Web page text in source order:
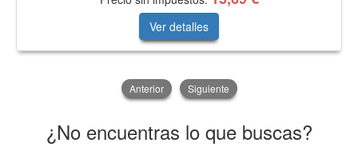
Ver detalles
Anterior Siguiente
¿No encuentras lo que buscas?